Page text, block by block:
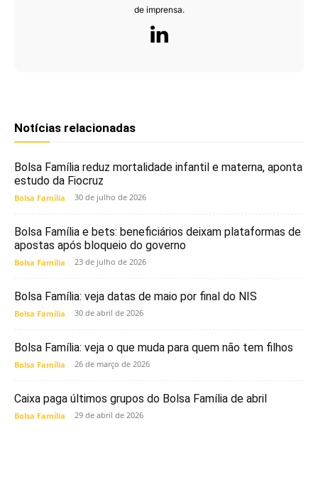
de imprensa.
Notícias relacionadas
Bolsa Família reduz mortalidade infantil e materna, aponta
estudo da Fiocruz
Bolsa Família 30 de julho de 2026
Bolsa Família e bets: beneficiários deixam plataformas de
apostas após bloqueio do governo
Bolsa Família 23 de julho de 2026
Bolsa Família: veja datas de maio por final do NIS
Bolsa Família 30 de abril de 2026
Bolsa Família: veja o que muda para quem não tem filhos
Bolsa Família 26 de março de 2026
Caixa paga últimos grupos do Bolsa Família de abril
Bolsa Família 29 de abril de 2026